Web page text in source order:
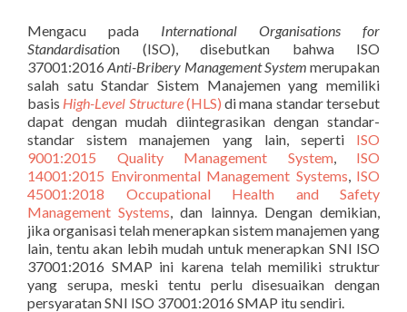
Mengacu pada International Organisations for
Standardisation (ISO), disebutkan bahwa ISO
37001:2016 Anti-Bribery Management System merupakan
salah satu Standar Sistem Manajemen yang memiliki
basis High-Level Structure(HLS) di mana standar tersebut
dapat dengan mudah diintegrasikan dengan standar-
standar sistem manajemen yang lain, seperti ISO
9001:2015 Quality Management System, ISO
14001:2015 Environmental Management Systems, ISO
45001:2018 Occupational Health and Safety
Management Systems, dan lainnya. Dengan demikian,
jika organisasi telah menerapkan sistem manajemen yang
lain, tentu akan lebih mudah untuk menerapkan SNI ISO
37001:2016 SMAP ini karena telah memiliki struktur
yang serupa, meski tentu perlu disesuaikan dengan
persyaratan SNI ISO 37001:2016 SMAP itu sendiri.